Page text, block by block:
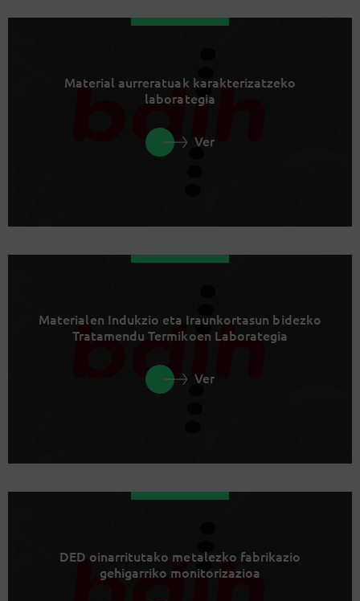
Material aurreratuak karakterizatzeko
laborategia
Ver
Materialen Indukzio eta Iraunkortasun bidezko
Tratamendu Termikoen Laborategia
Ver
DED oinarritutako metalezko fabrikazio
gehigarriko monitorizazioa